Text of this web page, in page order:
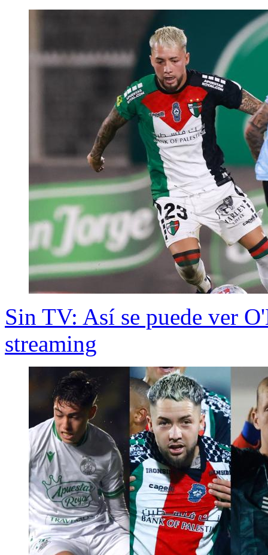
Sin TV: Así se puede ver
streaming